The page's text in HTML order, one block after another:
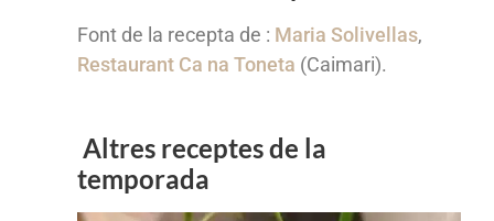
Font de la recepta de : Maria Solivellas,
Restaurant Ca na Toneta (Caimari).
Altres receptes de la
temporada